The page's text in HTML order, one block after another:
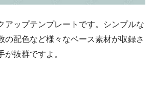
アップテンプレートです。シンプルな
の配色など様々なベース素材が収録さ
が抜群ですよ。